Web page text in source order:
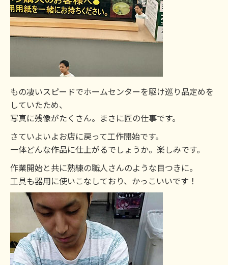
もの凄いスピードでホームセンターを駆け巡り品定めを
していたため、
写真に残像がたくさん。まさに匠の仕事です。
さていよいよお店に戻って工作開始です。
一体どんな作品に仕上がるでしょうか。楽しみです。
作業開始と共に熟練の職人さんのような目つきに。
工具も器用に使いこなしており、かっこいいです！